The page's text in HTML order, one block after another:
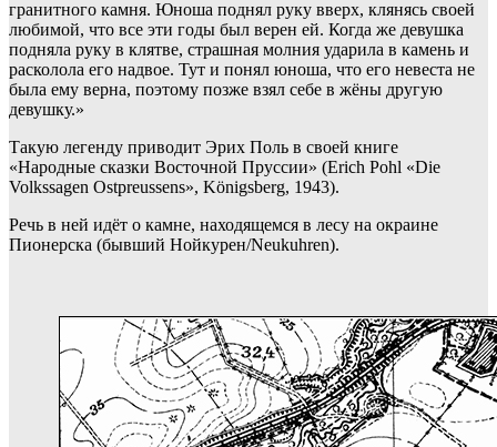
гранитного камня. Юноша поднял руку вверх, клянясь своей
любимой, что все эти годы был верен ей. Когда же девушка
подняла руку в клятве, страшная молния ударила в камень и
расколола его надвое. Тут и понял юноша, что его невеста не
была ему верна, поэтому позже взял себе в жёны другую
девушку.»
Такую легенду приводит Эрих Поль в своей книге
«Народные сказки Восточной Пруссии» (Erich Pohl «Die
Volkssagen Ostpreussens», Königsberg, 1943).
Речь в ней идёт о камне, находящемся в лесу на окраине
Пионерска (бывший Нойкурен/Neukuhren).